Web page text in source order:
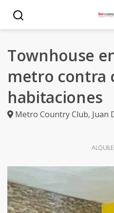
Townhouse
metro contra
habitaciones
Metro Country Club, Juan